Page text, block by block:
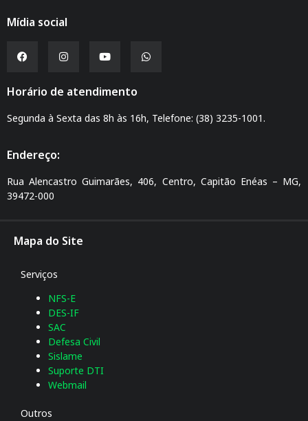
Mídia social
Horário de atendimento
Segunda à Sexta das 8h às 16h, Telefone: (38) 3235-1001.
Endereço:
Rua Alencastro Guimarães, 406, Centro, Capitão Enéas – MG,
39472-000
Mapa do Site
Serviços
NFS-E
DES-IF
SAC
Defesa Civil
Sislame
Suporte DTI
Webmail
Outros